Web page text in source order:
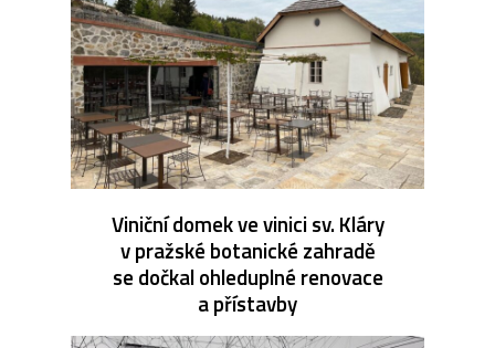
Viniční domek ve vinici sv. Kláry
v pražské botanické zahradě
se dočkal ohleduplné renovace
a přístavby